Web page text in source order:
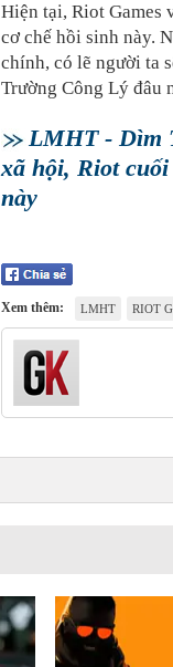
Hiện tại, Riot Games
cơ chế hồi sinh này.
chính, có lẽ người ta
Trường Công Lý đâu
LMHT - Dìm
xã hội, Riot
này
Xem thêm: LMHT RIOT